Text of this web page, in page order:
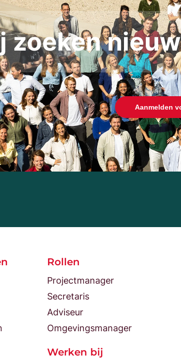
zoeken
Aanmelden
Rollen
Projectmanager
Secretaris
Adviseur
Omgevingsmanager
Werken bij